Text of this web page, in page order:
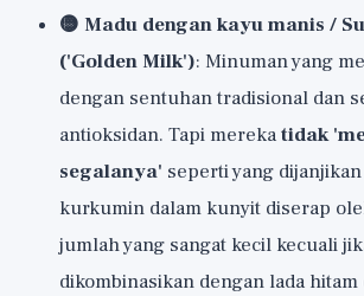
🟡 Madu dengan kayu manis /
('Golden Milk'): Minuman yang
dengan sentuhan tradisional dan
antioksidan. Tapi merekatidak
segalanya' seperti yang
kurkumin dalam kunyit diserap
jumlah yang sangat kecil kecuali
dikombinasikan dengan lada hitam